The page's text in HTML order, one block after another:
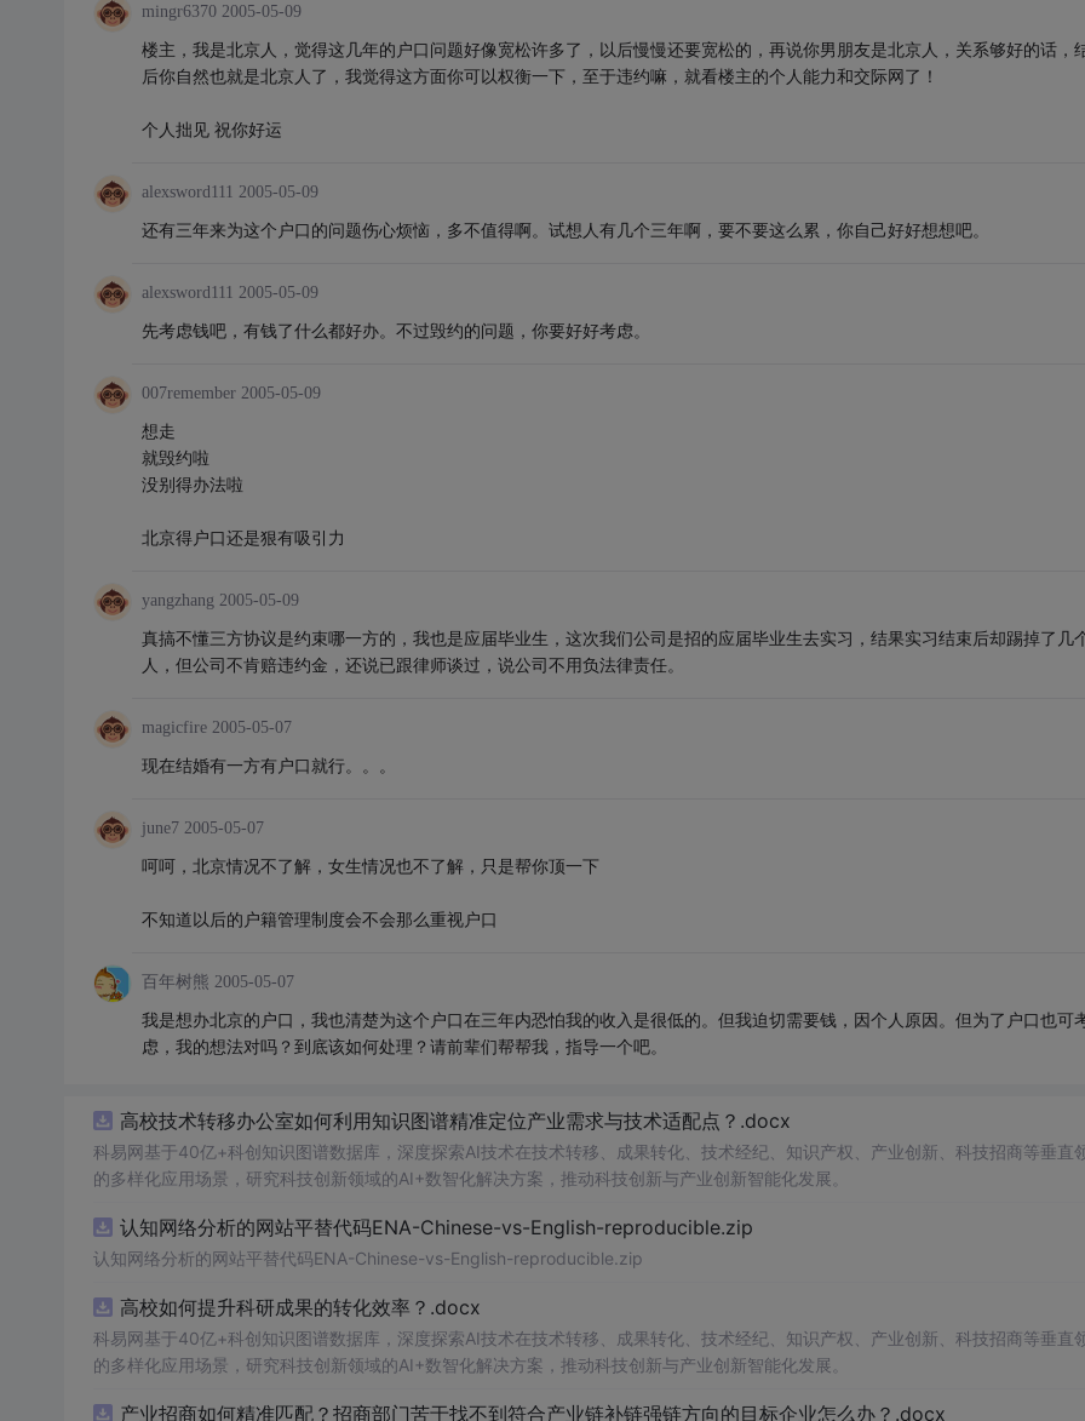
mingr6370 2005-05-09
楼主，我是北京人，觉得这几年的户口问题好像宽松许多了，以后慢慢还要宽松的，再说你男朋友是北京人，关系够好的话，
后你自然也就是北京人了，我觉得这方面你可以权衡一下，至于违约嘛，就看楼主的个人能力和交际网了！
个人拙见 祝你好运
alexsword111 2005-05-09
还有三年来为这个户口的问题伤心烦恼，多不值得啊。试想人有几个三年啊，要不要这么累，你自己好好想想吧。
alexsword111 2005-05-09
先考虑钱吧，有钱了什么都好办。不过毁约的问题，你要好好考虑。
007remember 2005-05-09
想走
就毁约啦
没别得办法啦
北京得户口还是狠有吸引力
yangzhang 2005-05-09
真搞不懂三方协议是约束哪一方的，我也是应届毕业生，这次我们公司是招的应届毕业生去实习，结果实习结束后却踢掉了几
人，但公司不肯赔违约金，还说已跟律师谈过，说公司不用负法律责任。
magicfire 2005-05-07
现在结婚有一方有户口就行。。。
june7 2005-05-07
呵呵，北京情况不了解，女生情况也不了解，只是帮你顶一下
不知道以后的户籍管理制度会不会那么重视户口
百年树熊 2005-05-07
我是想办北京的户口，我也清楚为这个户口在三年内恐怕我的收入是很低的。但我迫切需要钱，因个人原因。但为了户口也可
虑，我的想法对吗？到底该如何处理？请前辈们帮帮我，指导一个吧。
高校技术转移办公室如何利用知识图谱精准定位产业需求与技术适配点？.docx
科易网基于40亿+科创知识图谱数据库，深度探索AI技术在技术转移、成果转化、技术经纪、知识产权、产业创新、科技招商等垂直
的多样化应用场景，研究科技创新领域的AI+数智化解决方案，推动科技创新与产业创新智能化发展。
认知网络分析的网站平替代码ENA-Chinese-vs-English-reproducible.zip
认知网络分析的网站平替代码ENA-Chinese-vs-English-reproducible.zip
高校如何提升科研成果的转化效率？.docx
科易网基于40亿+科创知识图谱数据库，深度探索AI技术在技术转移、成果转化、技术经纪、知识产权、产业创新、科技招商等垂直
的多样化应用场景，研究科技创新领域的AI+数智化解决方案，推动科技创新与产业创新智能化发展。
产业招商如何精准匹配？招商部门苦于找不到符合产业链补链强链方向的目标企业怎么办？.docx